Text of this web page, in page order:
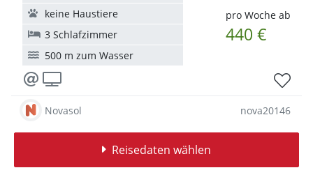
pro Woche ab
440 €
keine Haustiere
3 Schlafzimmer
500 m zum Wasser
Novasol nova20146
Reisedaten wählen